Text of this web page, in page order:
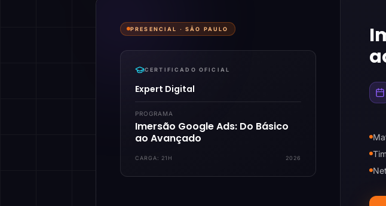
PRESENCIAL ·SÃO PAULO
CERTIFICADO OFICIAL
Expert Digital
PROGRAMA
Imersão Google Ads: Do Básico
ao Avançado
CARGA: 21H 2026